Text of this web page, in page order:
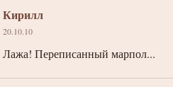
Кирилл
20.10.10
Лажа! Переписанный марпол...